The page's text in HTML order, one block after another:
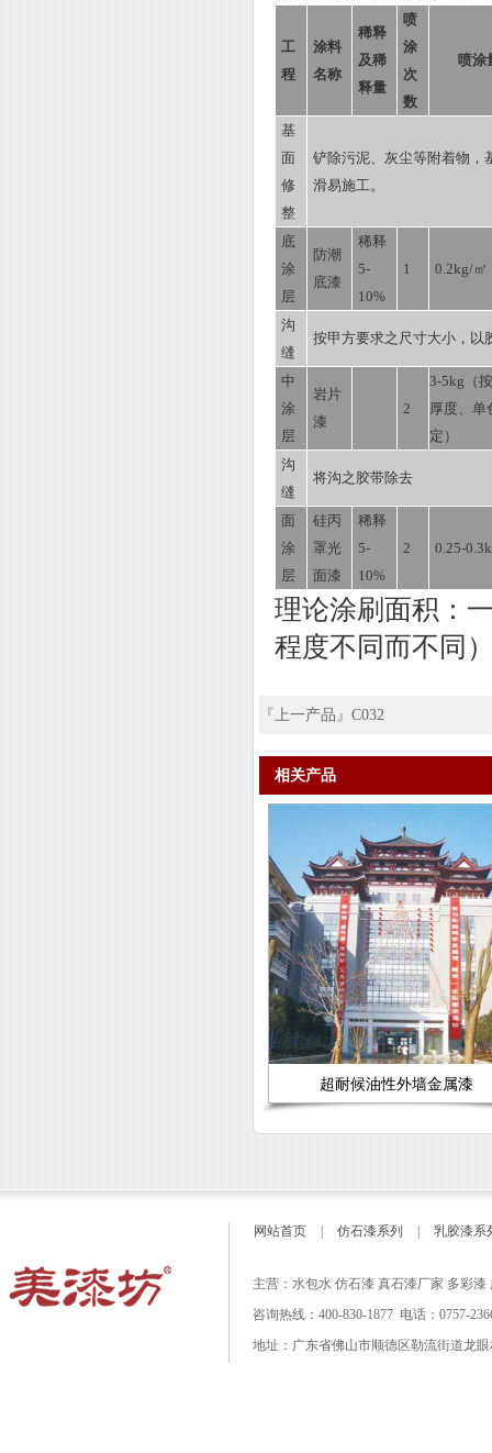
工
程
涂料
名称
稀释
及稀
释量
喷
涂
次
数
喷涂
基
面
修
整
铲除污泥、灰尘等附着物，
滑易施工。
底
涂
层
防潮
底漆
稀释
5-
10%
1 0.2kg/㎡
沟
缝
按甲方要求之尺寸大小，以
中
涂
层
岩片
漆
2
3-5kg（
厚度、单
定）
沟
缝
将沟之胶带除去
面
涂
层
硅丙
罩光
面漆
稀释
5-
10%
2 0.25-
理论涂刷面积：
程度不同而不同
『上一产品』C032
相关产品
超耐候油性外墙金属漆
网站首页 仿石漆系列 乳胶漆系
主营：水包水 仿石漆 真石漆厂家 多彩
咨询热线：400-830-1877 电话：0757-
地址：广东省佛山市顺德区勒流街道龙